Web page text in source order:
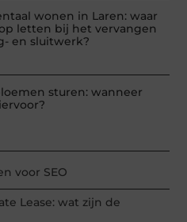
wonen in Laren: waar
letten bij het vervangen
en sluitwerk?
sturen: wanneer
voor SEO
Lease: wat zijn de